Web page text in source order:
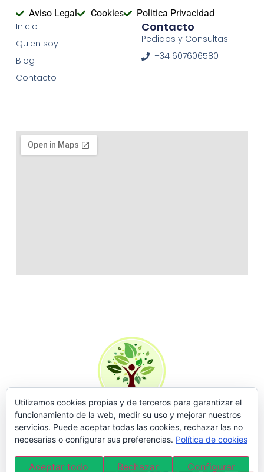
Fran Barroso C/Gomez Salazar 21
29013 Málaga
Aviso Legal Cookies Politica Privacidad
Inicio
Quien soy
Blog
Contacto
Contacto
Pedidos y Consultas
+34 607606580
Utilizamos cookies propias y de terceros para garantizar el
funcionamiento de la web, medir su uso y mejorar nuestros
servicios. Puede aceptar todas las cookies, rechazar las no
necesarias o configurar sus preferencias. Política de cookies
Aceptar todo Rechazar Configurar